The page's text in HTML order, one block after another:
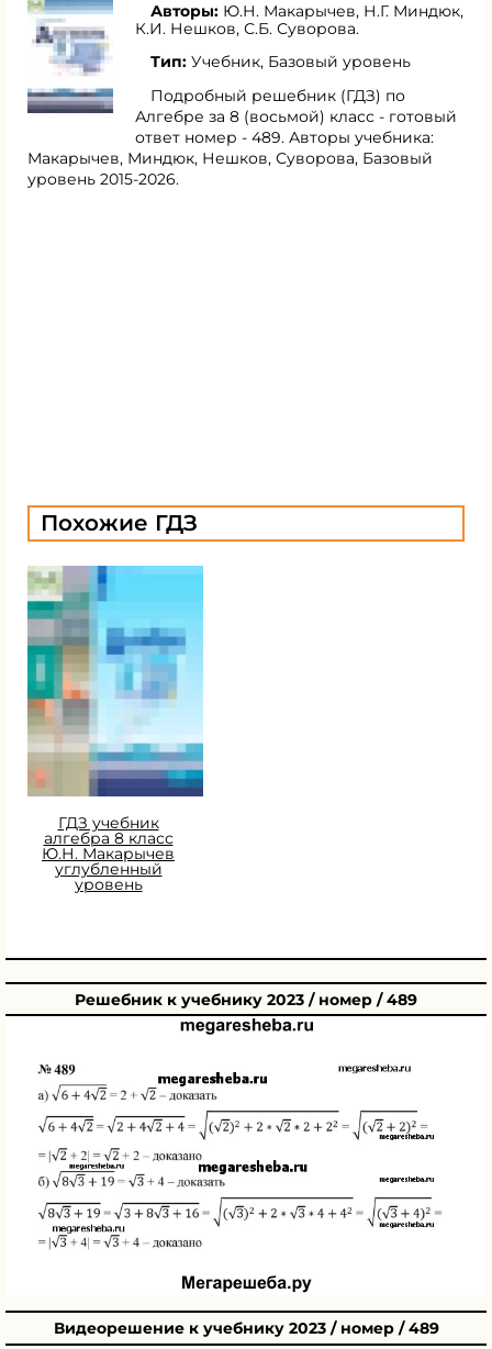
Авторы: Ю.Н. Макарычев, Н.Г. Миндюк,
К.И. Нешков, С.Б. Суворова.
Тип: Учебник, Базовый уровень
Подробный решебник (ГДЗ) по
Алгебре за 8 (восьмой) класс - готовый
ответ номер - 489. Авторы учебника:
Макарычев, Миндюк, Нешков, Суворова, Базовый
уровень 2015-2026.
Похожие ГДЗ
ГДЗ учебник
алгебра 8 класс
Ю.Н. Макарычев
углубленный
уровень
Решебник к учебнику 2023 / номер / 489
Видеорешение к учебнику 2023 / номер / 489